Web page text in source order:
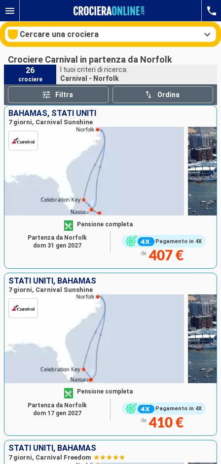
Cercare una crociera
Le nostre destinazioni
Mesi di partenza
Porti
Ricerca
Crociere Carnival in partenza da Norfolk
26
crociere
I tuoi criteri di ricerca:
Carnival - Norfolk
Filtra Ordina
BAHAMAS, STATI UNITI
7 giorni, Carnival Sunshine
Pagamento in 4X
Pensione completa
da 407 €
Partenza da Norfolk
dom 31 gen 2027
STATI UNITI, BAHAMAS
7 giorni, Carnival Sunshine
Pagamento in 4X
Pensione completa
da 410 €
Partenza da Norfolk
dom 17 gen 2027
STATI UNITI, BAHAMAS
7 giorni, Carnival Freedom